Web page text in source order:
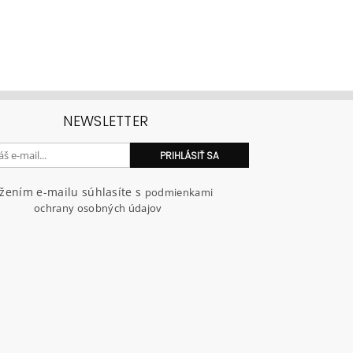
NEWSLETTER
e-mailu súhlasíte s podmienkami
ochrany osobných údajov